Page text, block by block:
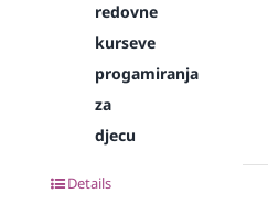
redovne
kurseve
progamiranja
za
djecu
Details